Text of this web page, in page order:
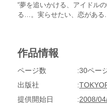
“夢を追いかける、アイドル
る…。実らせたい、恋があ
アン-アイドル・オーディシ
と、プロ・デビューの声が掛
てしまった…。
作品情報
ページ数
30ペー
出版社
提供開始日
2008/